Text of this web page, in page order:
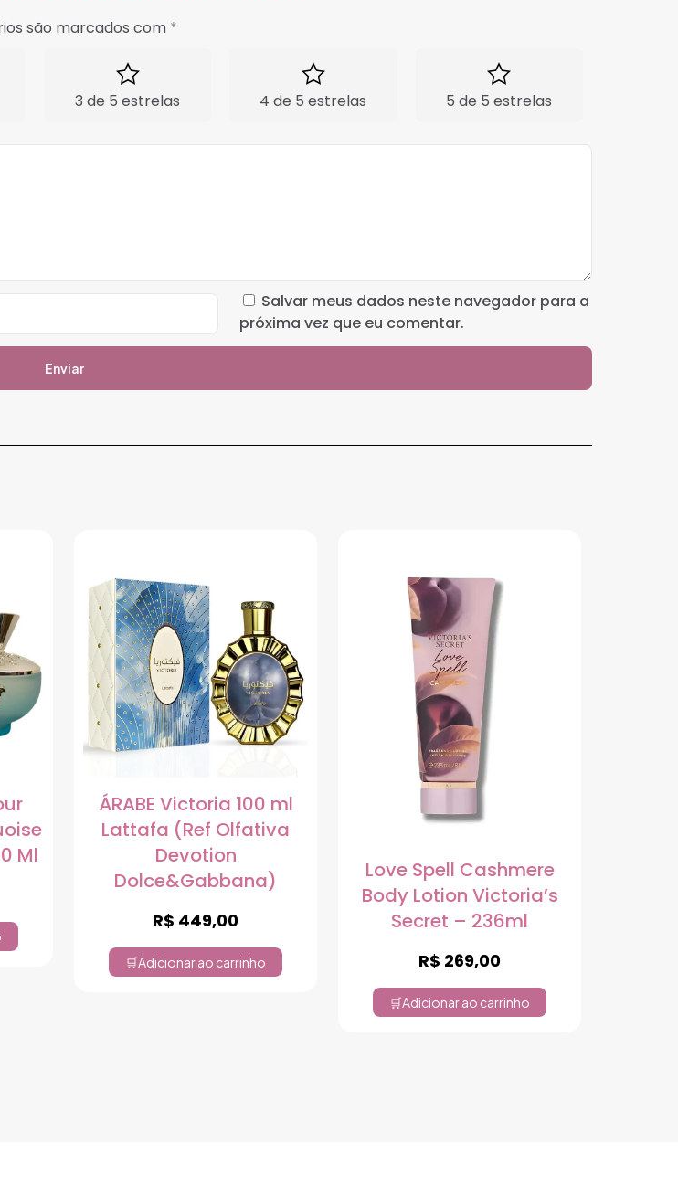
são marcados com *
3 de 5 estrelas 4 de 5 estrelas 5 de 5 estrelas
Salvar meus dados neste navegador para a
próxima vez que eu comentar.
Ml
ÁRABE Victoria 100 ml
Lattafa (Ref Olfativa
Devotion
Dolce&Gabbana)
R$ 449,00
Adicionar ao carrinho
Love Spell Cashmere
Body Lotion Victoria’s
Secret – 236ml
R$ 269,00
Adicionar ao carrinho